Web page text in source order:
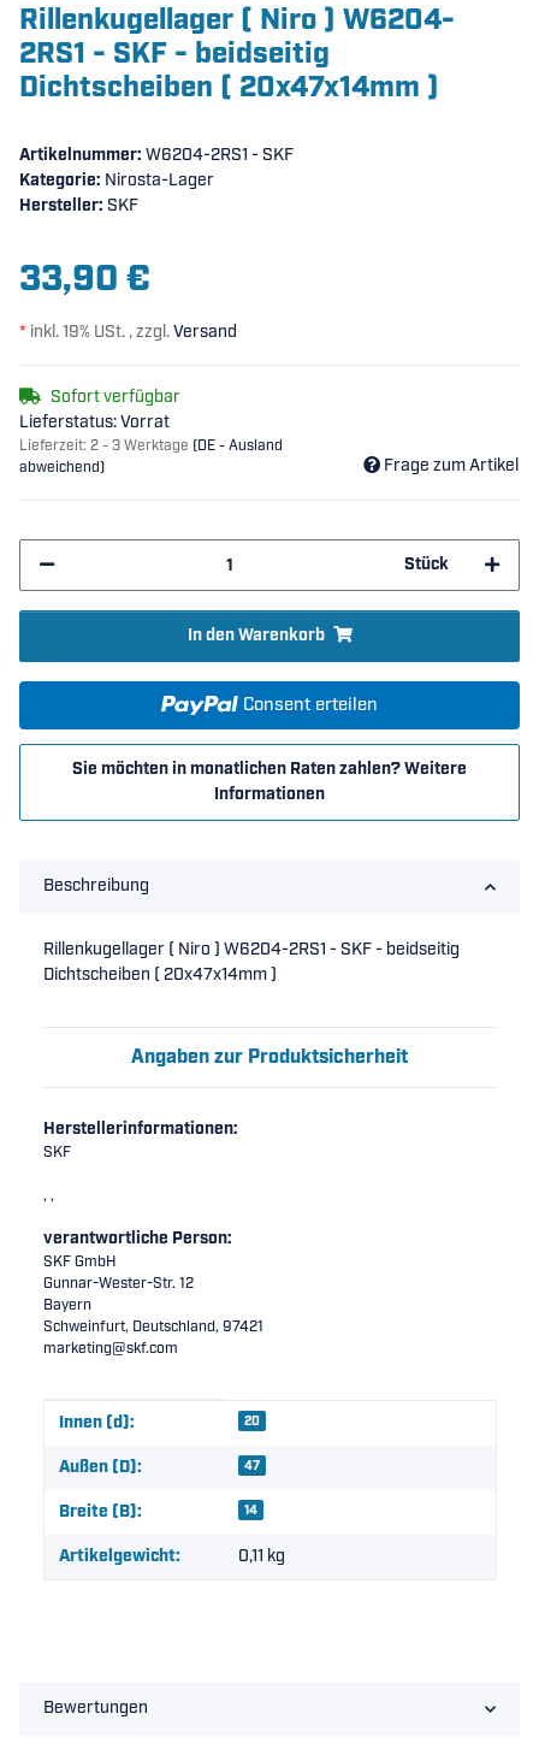
Rillenkugellager ( Niro ) W6204-
2RS1 - SKF - beidseitig
Dichtscheiben ( 20x47x14mm )
Artikelnummer: W6204-2RS1 - SKF
Kategorie: Nirosta-Lager
Hersteller: SKF
33,90 €
* inkl. 19% USt. , zzgl.Versand
Sofort verfügbar
Lieferstatus: Vorrat
Lieferzeit: 2 - 3 Werktage (DE - Ausland
abweichend)
Frage zum Artikel
Stück
In den Warenkorb
Consent erteilen
Sie möchten in monatlichen Raten zahlen?Weitere
Informationen
Beschreibung
Rillenkugellager ( Niro ) W6204-2RS1 - SKF - beidseitig
Dichtscheiben ( 20x47x14mm )
Angaben zur Produktsicherheit
Herstellerinformationen:
SKF
, ,
verantwortliche Person:
SKF GmbH
Gunnar-Wester-Str. 12
Bayern
Schweinfurt, Deutschland, 97421
marketing@skf.com
Produkteigenschaft
Wert
Innen (d): 20
Außen (D): 47
Breite (B): 14
Artikelgewicht: 0,11 kg
Bewertungen